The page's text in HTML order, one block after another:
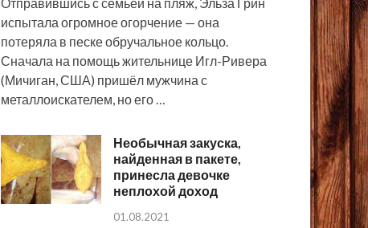
испытала огромное огорчение — она
потеряла в песке обручальное кольцо.
Сначала на помощь жительнице Игл-Ривера
(Мичиган, США) пришёл мужчина с
металлоискателем, но его …
Необычная закуска,
найденная в пакете,
принесла девочке
неплохой доход
01.08.2021